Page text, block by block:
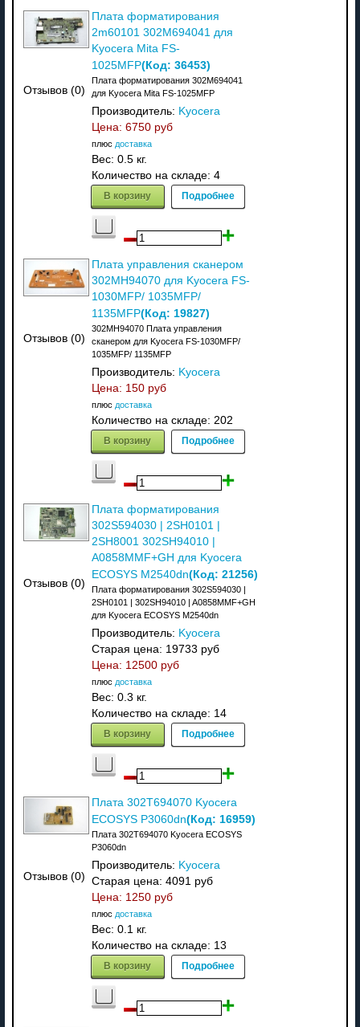
Отзывов (0)
Плата форматирования
2m60101 302M694041 для
Kyocera Mita FS-
1025MFP(Код: 36453)
Плата форматирования 302M694041
для Kyocera Mita FS-1025MFP
Производитель: Kyocera
Цена: 6750 руб
плюс доставка
Вес: 0.5 кг.
Количество на складе: 4
В корзину Подробнее
Отзывов (0)
Плата управления сканером
302MH94070 для Kyocera FS-
1030MFP/ 1035MFP/
1135MFP(Код: 19827)
302MH94070 Плата управления
сканером для Kyocera FS-1030MFP/
1035MFP/ 1135MFP
Производитель: Kyocera
Цена: 150 руб
плюс доставка
Количество на складе: 202
В корзину Подробнее
Отзывов (0)
Плата форматирования
302S594030 | 2SH0101 |
2SH8001 302SH94010 |
A0858MMF+GH для Kyocera
ECOSYS M2540dn(Код: 21256)
Плата форматирования 302S594030 |
2SH0101 | 302SH94010 | A0858MMF+GH
для Kyocera ECOSYS M2540dn
Производитель: Kyocera
Старая цена: 19733 руб
Цена: 12500 руб
плюс доставка
Вес: 0.3 кг.
Количество на складе: 14
В корзину Подробнее
Отзывов (0)
Плата 302T694070 Kyocera
ECOSYS P3060dn(Код: 16959)
Плата 302T694070 Kyocera ECOSYS
P3060dn
Производитель: Kyocera
Старая цена: 4091 руб
Цена: 1250 руб
плюс доставка
Вес: 0.1 кг.
Количество на складе: 13
В корзину Подробнее